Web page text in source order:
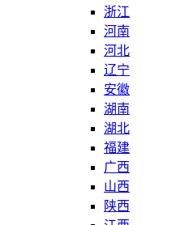
浙江
河南
河北
辽宁
安徽
湖南
湖北
福建
广西
山西
陕西